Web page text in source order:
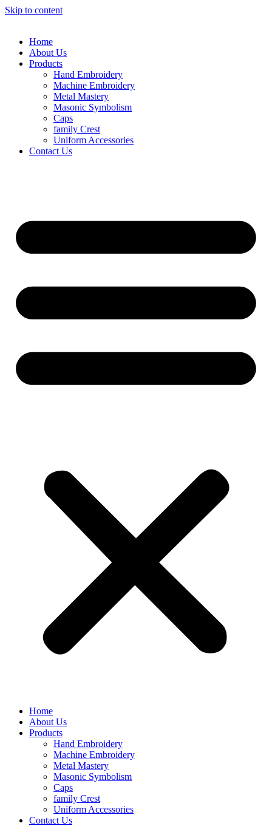
Skip to content
Home
About Us
Products
Hand Embroidery
Machine Embroidery
Metal Mastery
Masonic Symbolism
Caps
family Crest
Uniform Accessories
Contact Us
Home
About Us
Products
Hand Embroidery
Machine Embroidery
Metal Mastery
Masonic Symbolism
Caps
family Crest
Uniform Accessories
Contact Us